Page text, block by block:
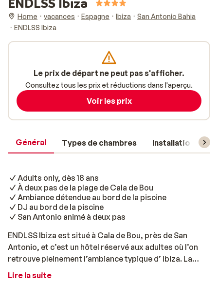
Home vacances Espagne Ibiza
San Antonio Bahia
ENDLSS Ibiza
Général Types de chambres Installations
Adults only, dès 18 ans
À deux pas de la plage de Cala de Bou
Ambiance détendue au bord de la piscine
DJ au bord de la piscine
San Antonio animé à deux pas
ENDLSS Ibiza est situé à Cala de Bou, près de San
Antonio, et c’est un hôtel réservé aux adultes où l’on
retrouve pleinement l’ambiance typique d’ Ibiza. La
combinaison entre moments de détente au bord de la
Lire la suite
Le prix de départ ne peut pas s'afficher.
Consultez tous les prix et réductions dans l'aperçu.
Voir les prix